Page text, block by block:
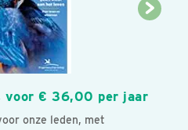
voor € 36,00 per jaar
onze leden, met